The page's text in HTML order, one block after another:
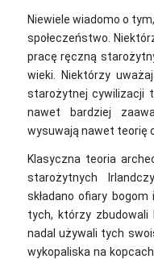
Niewiele wiadomo o
społeczeństwo.
pracę ręczną
wieki. Niektórzy
starożytnej cywilizacji
nawet bardziej
wysuwają nawet teorię
Klasyczna teoria
starożytnych
składano ofiary
tych, którzy zbudowali
nadal używali tych
wykopaliska na